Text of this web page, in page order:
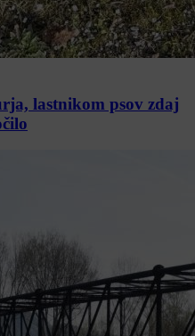
lastnikom psov zdaj